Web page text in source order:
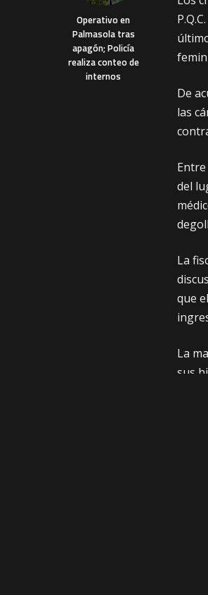
Operativo en
Palmasola tras
apagón; Policía
realiza conteo de
internos
De
las
del
La
que
La
sus